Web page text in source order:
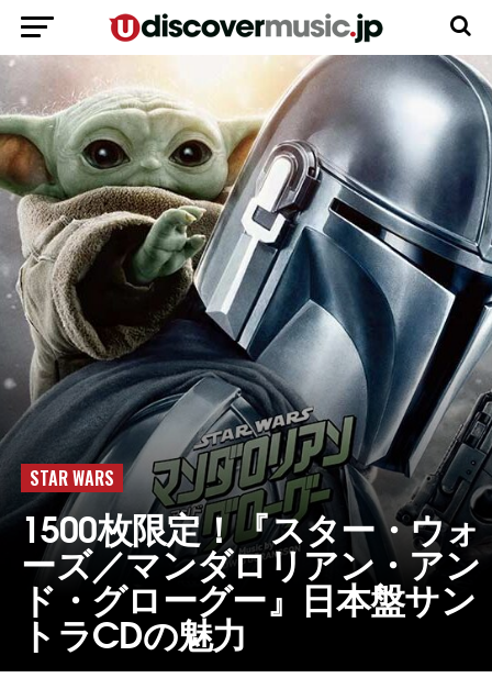
STAR WARS
1500枚限定！『スター・ウォ
ーズ／マンダロリアン・アン
ド・グローグー』日本盤サン
トラCDの魅力